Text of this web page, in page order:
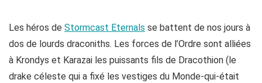
Les héros de Stormcast Eternals se battent de nos jours à
dos de lourds draconiths. Les forces de l’Ordre sont alliées
à Krondys et Karazai les puissants fils de Dracothion (le
drake céleste qui a fixé les vestiges du Monde-qui-était